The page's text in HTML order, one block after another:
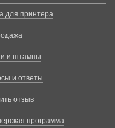
для принтера
и штампы
и ответы
отзыв
программа